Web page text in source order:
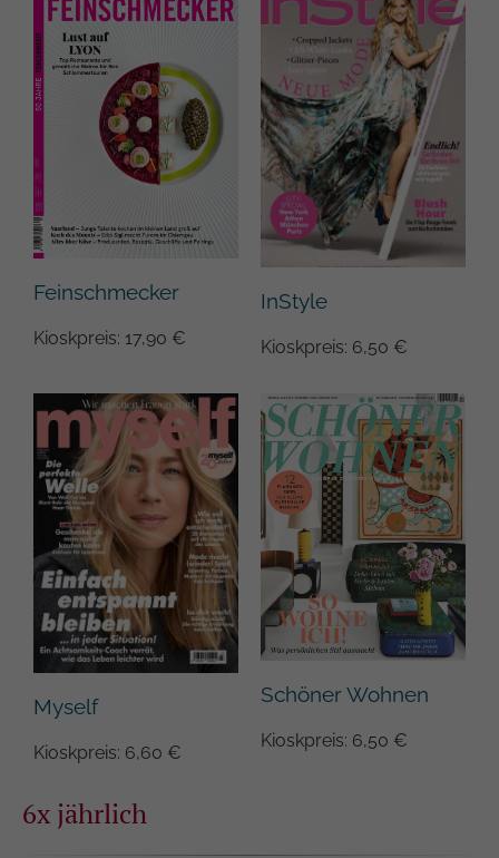
Feinschmecker
Kioskpreis: 17,90 €
InStyle
Kioskpreis: 6,50 €
Myself
Kioskpreis: 6,60 €
Schöner Wohnen
Kioskpreis: 6,50 €
6x jährlich